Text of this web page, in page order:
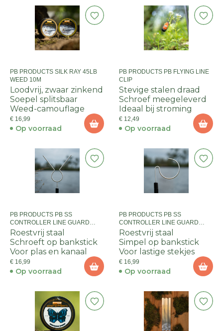
PB PRODUCTS SILK RAY 45LB
WEED 10M
Loodvrij, zwaar zinkend
Soepel splitsbaar
Weed-camouflage
€ 16,99
Op voorraad
PB PRODUCTS PB FLYING LINE
CLIP
Stevige stalen draad
Schroef meegeleverd
Ideaal bij stroming
€ 12,49
Op voorraad
PB PRODUCTS PB SS
CONTROLLER LINE GUARD
BANKSTICK Y-MODEL
Roestvrij staal
Schroeft op bankstick
Voor plas en kanaal
€ 16,99
Op voorraad
PB PRODUCTS PB SS
CONTROLLER LINE GUARD
BANKSTICK C-MODEL
Roestvrij staal
Simpel op bankstick
Voor lastige stekjes
€ 16,99
Op voorraad